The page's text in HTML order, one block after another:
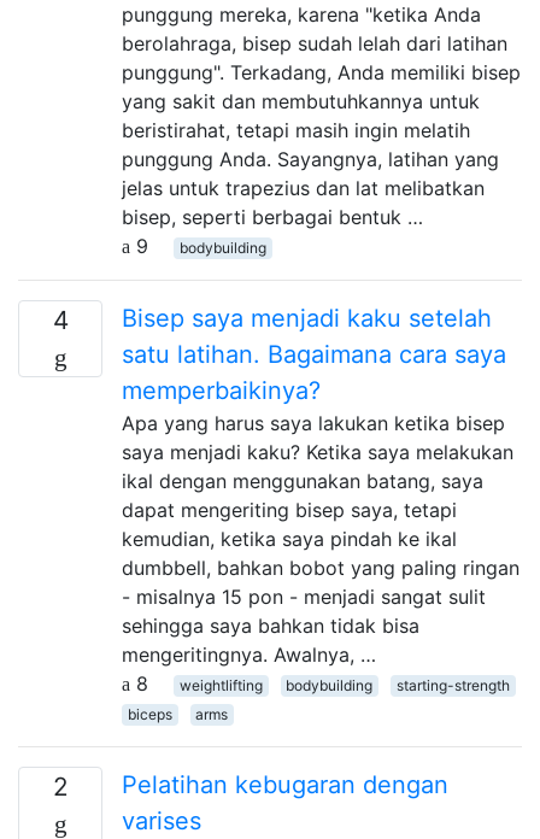
punggung mereka, karena "ketika Anda
berolahraga, bisep sudah lelah dari latihan
punggung". Terkadang, Anda memiliki bisep
yang sakit dan membutuhkannya untuk
beristirahat, tetapi masih ingin melatih
punggung Anda. Sayangnya, latihan yang
jelas untuk trapezius dan lat melibatkan
bisep, seperti berbagai bentuk …
9
bodybuilding
4
Bisep saya menjadi kaku setelah
satu latihan. Bagaimana cara saya
memperbaikinya?
Apa yang harus saya lakukan ketika bisep
saya menjadi kaku? Ketika saya melakukan
ikal dengan menggunakan batang, saya
dapat mengeriting bisep saya, tetapi
kemudian, ketika saya pindah ke ikal
dumbbell, bahkan bobot yang paling ringan
- misalnya 15 pon - menjadi sangat sulit
sehingga saya bahkan tidak bisa
mengeritingnya. Awalnya, …
8
weightlifting bodybuilding
starting-strength
biceps
arms
2
Pelatihan kebugaran dengan
varises